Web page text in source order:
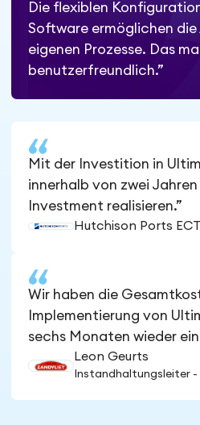
Die flexiblen
Software ermöglichen die
eigenen Prozesse. Das
benutzerfreundlich.”
Mit der Investition in
innerhalb von zwei
Investment realisieren.”
Hutchison Ports ECT
Wir haben die
Implementierung von
sechs Monaten wieder
Leon Geurts
Instandhaltungsleiter